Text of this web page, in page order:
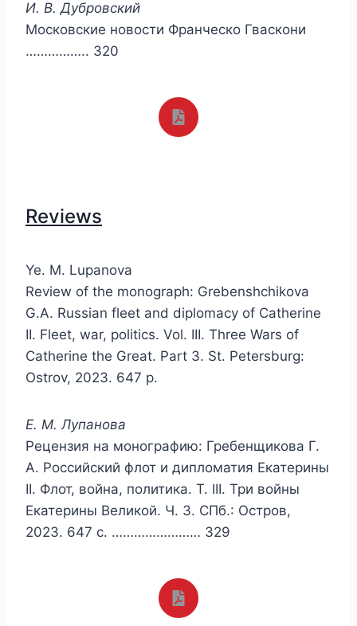
И. В. Дубровский
Московские новости Франческо Гваскони
…………….. 320
Reviews
Ye. M. Lupanova
Review of the monograph: Grebenshchikova
G.A. Russian fleet and diplomacy of Catherine
II. Fleet, war, politics. Vol. III. Three Wars of
Catherine the Great. Part 3. St. Petersburg:
Ostrov, 2023. 647 р.
Е. М. Лупанова
Рецензия на монографию: Гребенщикова Г.
А. Российский флот и дипломатия Екатерины
II. Флот, война, политика. Т. III. Три войны
Екатерины Великой. Ч. 3. СПб.: Остров,
2023. 647 с. …………………… 329